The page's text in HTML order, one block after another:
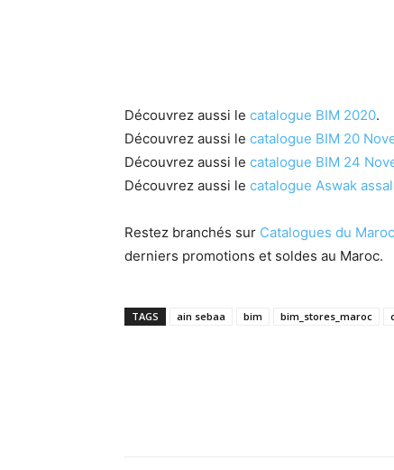
Découvrez aussi le catalogue BIM 2020.
Découvrez aussi le catalogue BIM 20
Découvrez aussi le catalogue BIM 24
Découvrez aussi le catalogue Aswak
Restez branchés sur Catalogues du Maroc
derniers promotions et soldes au Maroc.
TAGS ain sebaa bim bim_stores_maroc